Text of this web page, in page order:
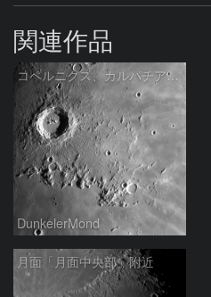
関連作品
コペルニクス、カルパチア山脈付近
DunkelerMond
月面「月面中央部」附近